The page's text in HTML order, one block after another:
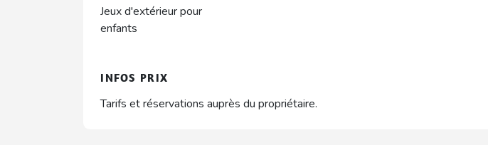
Jeux d'extérieur pour
enfants
INFOS PRIX
Tarifs et réservations auprès du propriétaire.